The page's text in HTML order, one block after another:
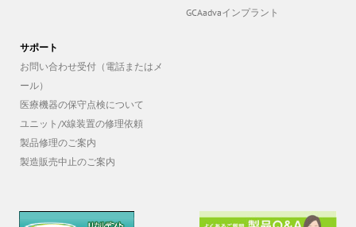
GCAadvaインプラント
サポート
お問い合わせ受付（電話またはメ
ール）
医療機器の保守点検について
ユニット/X線装置の修理依頼
製品修理のご案内
製造販売中止のご案内